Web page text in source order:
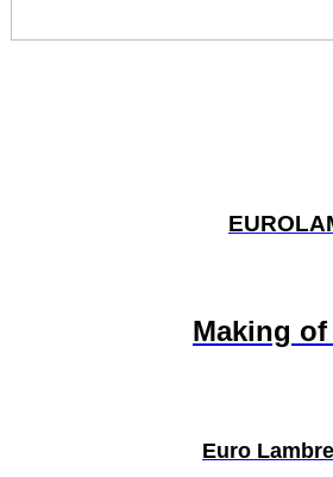
Making
Euro